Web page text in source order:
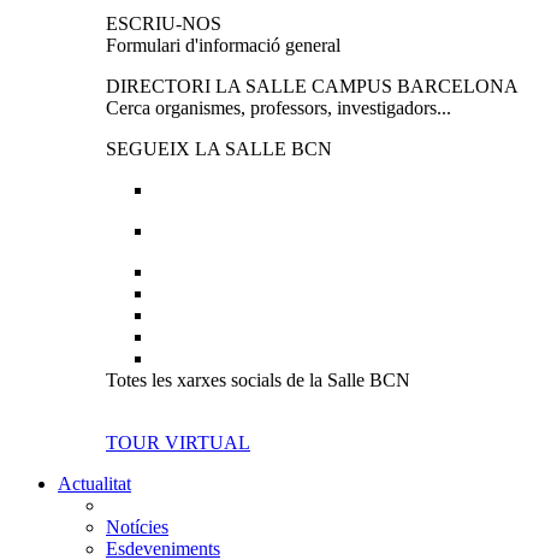
ESCRIU-NOS
Formulari d'informació general
DIRECTORI LA SALLE CAMPUS BARCELONA
Cerca organismes, professors, investigadors...
SEGUEIX LA SALLE BCN
Totes les xarxes socials de la Salle BCN
TOUR VIRTUAL
Actualitat
Notícies
Esdeveniments